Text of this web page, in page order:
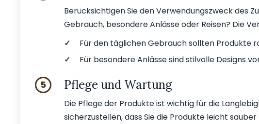
Berücksichtigen Sie den Verwendungszweck des
Gebrauch, besondere Anlässe oder Reisen? Die
✓
Für den täglichen Gebrauch sollten Produkte
✓
Für besondere Anlässe sind stilvolle Designs
5 Pflege und Wartung
Die Pflege der Produkte ist wichtig für die
sicherzustellen, dass Sie die Produkte leicht